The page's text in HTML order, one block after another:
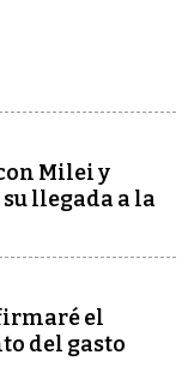
Milei y
llegada a la
el
del gasto